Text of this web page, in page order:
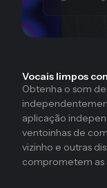
Vocais limpos
Obtenha o som
aplicação
ventoinhas de
vizinho e outras
comprometem as